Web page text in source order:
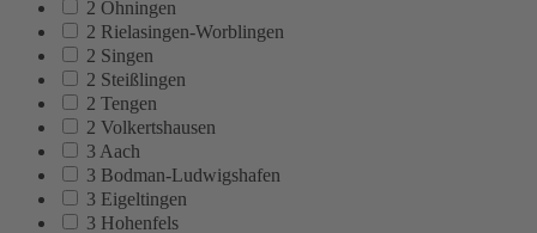
2 Öhningen
2 Rielasingen-Worblingen
2 Singen
2 Steißlingen
2 Tengen
2 Volkertshausen
3 Aach
3 Bodman-Ludwigshafen
3 Eigeltingen
3 Hohenfels